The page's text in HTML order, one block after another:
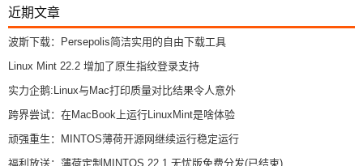
近期文章
波斯下载：Persepolis简洁实用的自由下载工具
Linux Mint 22.2 增加了原生指纹登录支持
实力企鹅:Linux与Mac打印质量对比结果令人意外
跨界尝试：在MacBook上运行LinuxMint是啥体验
顽强重生：MINTOS薄荷开源网继续运行稳定运行
福利放送：薄荷定制MINTOS 22.1 无忧版免费分发(已结束)